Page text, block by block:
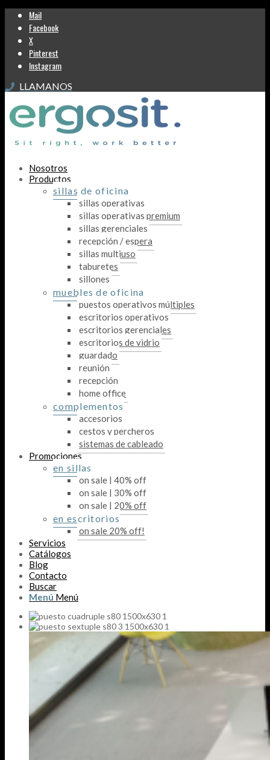
Mail
Facebook
X
Pinterest
Instagram
LLAMANOS
Nosotros
Productos
sillas de oficina
sillas operativas
sillas operativas premium
sillas gerenciales
recepción / espera
sillas multiuso
taburetes
sillones
muebles de oficina
puestos operativos múltiples
escritorios operativos
escritorios gerenciales
escritorios de vidrio
guardado
reunión
recepción
home office
complementos
accesorios
cestos y percheros
sistemas de cableado
Promociones
en sillas
on sale | 40% off
on sale | 30% off
on sale | 20% off
en escritorios
on sale 20% off!
Servicios
Catálogos
Blog
Contacto
Buscar
Menú Menú